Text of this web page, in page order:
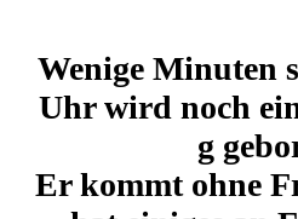
Wenige Minuten
Uhr wird noch
g
Er kommt ohne